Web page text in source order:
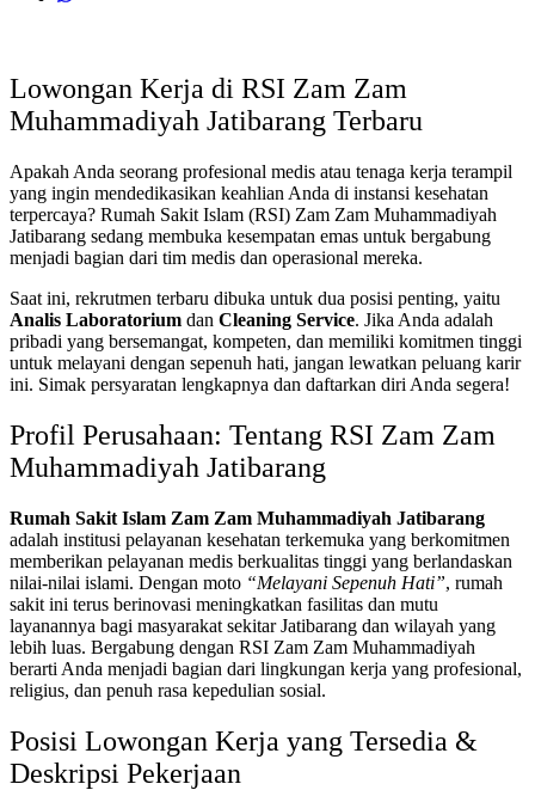
Lowongan Kerja di RSI Zam Zam
Muhammadiyah Jatibarang Terbaru
Apakah Anda seorang profesional medis atau tenaga kerja terampil
yang ingin mendedikasikan keahlian Anda di instansi kesehatan
terpercaya? Rumah Sakit Islam (RSI) Zam Zam Muhammadiyah
Jatibarang sedang membuka kesempatan emas untuk bergabung
menjadi bagian dari tim medis dan operasional mereka.
Saat ini, rekrutmen terbaru dibuka untuk dua posisi penting, yaitu
Analis Laboratorium dan Cleaning Service. Jika Anda adalah
pribadi yang bersemangat, kompeten, dan memiliki komitmen tinggi
untuk melayani dengan sepenuh hati, jangan lewatkan peluang karir
ini. Simak persyaratan lengkapnya dan daftarkan diri Anda segera!
Profil Perusahaan: Tentang RSI Zam Zam
Muhammadiyah Jatibarang
Rumah Sakit Islam Zam Zam Muhammadiyah Jatibarang
adalah institusi pelayanan kesehatan terkemuka yang berkomitmen
memberikan pelayanan medis berkualitas tinggi yang berlandaskan
nilai-nilai islami. Dengan moto “Melayani Sepenuh Hati”, rumah
sakit ini terus berinovasi meningkatkan fasilitas dan mutu
layanannya bagi masyarakat sekitar Jatibarang dan wilayah yang
lebih luas. Bergabung dengan RSI Zam Zam Muhammadiyah
berarti Anda menjadi bagian dari lingkungan kerja yang profesional,
religius, dan penuh rasa kepedulian sosial.
Posisi Lowongan Kerja yang Tersedia &
Deskripsi Pekerjaan